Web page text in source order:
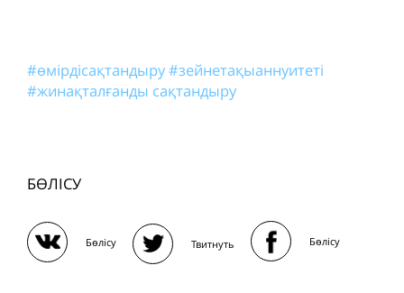
#өмірдісақтандыру#зейнетақыаннуитеті
#жинақталғанды сақтандыру
БӨЛІСУ
Бөлісу Твитнуть Бөлісу